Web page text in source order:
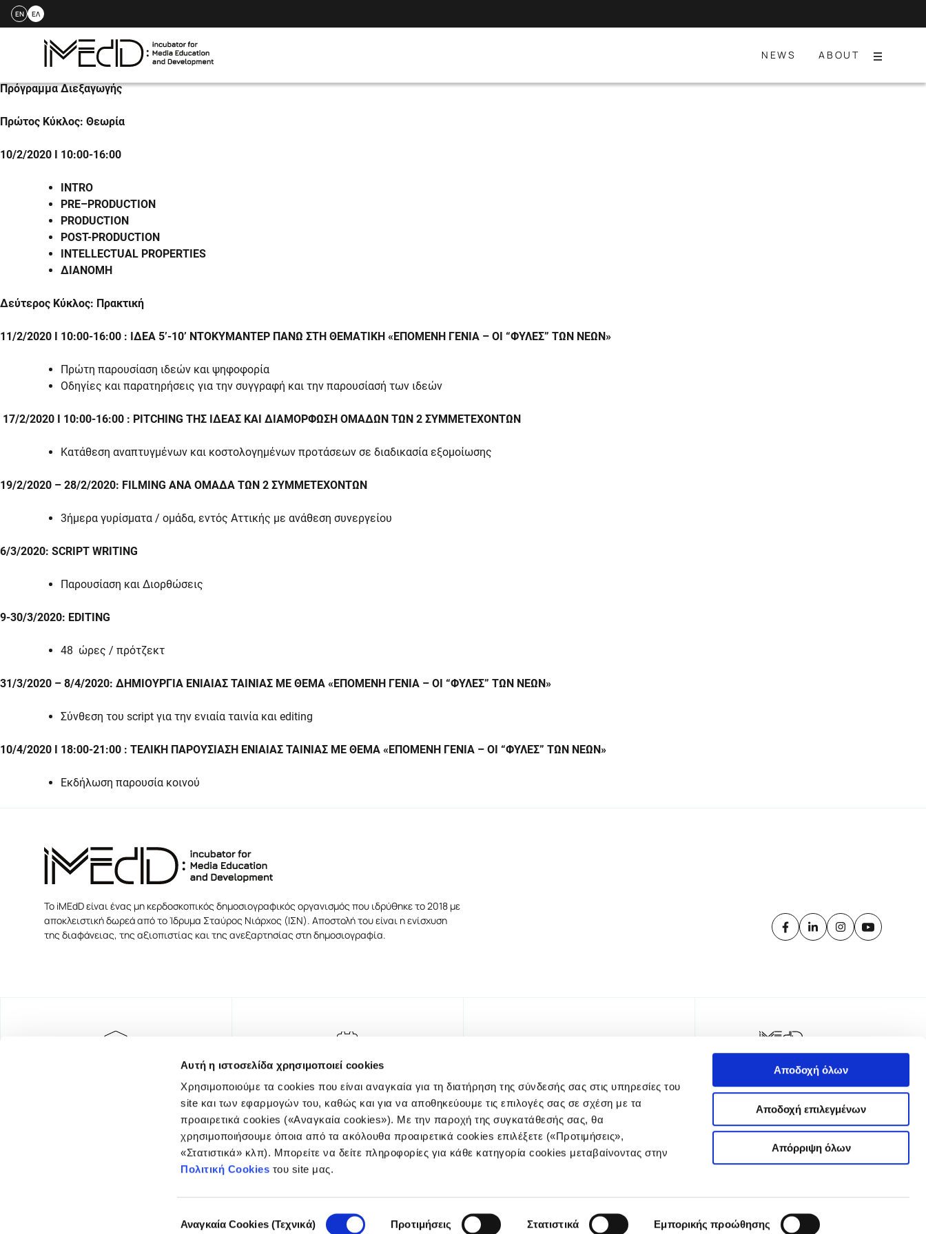
Αυτή η ιστοσελίδα χρησιμοποιεί cookies
Χρησιμοποιούμε τα cookies που είναι αναγκαία για τη διατήρηση της σύνδεσής σας στις υπηρεσίες του
site και των εφαρμογών του, καθώς και για να αποθηκεύουμε τις επιλογές σας σε σχέση με τα
προαιρετικά cookies («Αναγκαία cookies»). Με την παροχή της συγκατάθεσής σας, θα
χρησιμοποιήσουμε όποια από τα ακόλουθα προαιρετικά cookies επιλέξετε («Προτιμήσεις»,
«Στατιστικά» κλπ). Μπορείτε να δείτε πληροφορίες για κάθε κατηγορία cookies μεταβαίνοντας στην
Πολιτική Cookies του site μας.
Αναγκαία Cookies (Τεχνικά) Προτιμήσεις Στατιστικά Εμπορικής προώθησης
Αποδοχή όλων
Αποδοχή επιλεγμένων
Απόρριψη όλων
Skip
content
EN ΕΛ
NEWS ABOUT
Menu
Πρόγραμμα Διεξαγωγής
Πρώτος Κύκλος: Θεωρία
10/2/2020 Ι 10:00-16:00
INTRO
PRE–PRODUCTION
PRODUCTION
POST-PRODUCTION
INTELLECTUAL PROPERTIES
ΔΙΑΝΟΜΗ
Δεύτερος Κύκλος: Πρακτική
11/2/2020 Ι 10:00-16:00 : ΙΔΕΑ 5’-10’ ΝΤΟΚΥΜΑΝΤΕΡ ΠΑΝΩ ΣΤΗ ΘΕΜΑΤΙΚΗ «ΕΠΟΜΕΝΗ ΓΕΝΙΑ – ΟΙ “ΦΥΛΕΣ” ΤΩΝ ΝΕΩΝ»
Πρώτη παρουσίαση ιδεών και ψηφοφορία
Οδηγίες και παρατηρήσεις για την συγγραφή και την παρουσίασή των ιδεών
17/2/2020 Ι 10:00-16:00 : PITCHING ΤΗΣ ΙΔΕΑΣ ΚΑΙ ΔΙΑΜΟΡΦΩΣΗ ΟΜΑΔΩΝ ΤΩΝ 2 ΣΥΜΜΕΤΕΧΟΝΤΩΝ
Κατάθεση αναπτυγμένων και κοστολογημένων προτάσεων σε διαδικασία εξομοίωσης
19/2/2020 – 28/2/2020: FILMING ΑΝΑ ΟΜΑΔΑ ΤΩΝ 2 ΣΥΜΜΕΤΕΧΟΝΤΩΝ
3ήμερα γυρίσματα / ομάδα, εντός Αττικής με ανάθεση συνεργείου
6/3/2020: SCRIPT WRITING
Παρουσίαση και Διορθώσεις
9-30/3/2020: EDITING
48 ώρες / πρότζεκτ
31/3/2020 – 8/4/2020: ΔΗΜΙΟΥΡΓΙΑ ΕΝΙΑΙΑΣ ΤΑΙΝΙΑΣ ΜΕ ΘΕΜΑ «ΕΠΟΜΕΝΗ ΓΕΝΙΑ – ΟΙ “ΦΥΛΕΣ” ΤΩΝ ΝΕΩΝ»
Σύνθεση του script για την ενιαία ταινία και editing
10/4/2020 Ι 18:00-21:00 : ΤΕΛΙΚΗ ΠΑΡΟΥΣΙΑΣΗ ΕΝΙΑΙΑΣ ΤΑΙΝΙΑΣ ΜΕ ΘΕΜΑ «ΕΠΟΜΕΝΗ ΓΕΝΙΑ – ΟΙ “ΦΥΛΕΣ” ΤΩΝ ΝΕΩΝ»
Εκδήλωση παρουσία κοινού
Το iMEdD είναι ένας μη κερδοσκοπικός δημοσιογραφικός οργανισμός που ιδρύθηκε το 2018 με
αποκλειστική δωρεά από το Ίδρυμα Σταύρος Νιάρχος (ΙΣΝ). Αποστολή του είναι η ενίσχυση
της διαφάνειας, της αξιοπιστίας και της ανεξαρτησίας στη δημοσιογραφία.
NEWSLETTER